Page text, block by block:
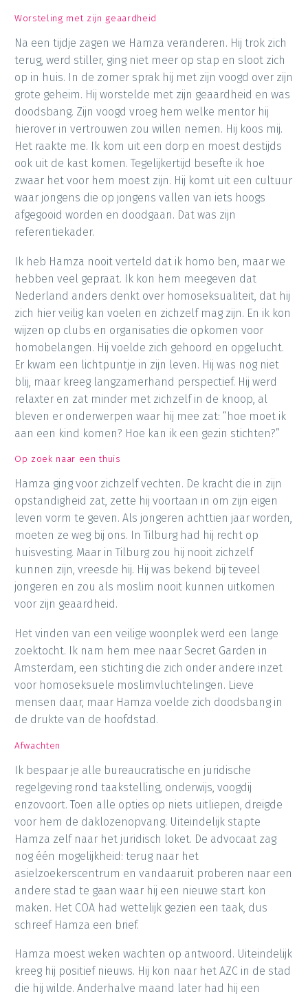
Worsteling met zijn geaardheid
Na een tijdje zagen we Hamza veranderen. Hij trok zich
terug, werd stiller, ging niet meer op stap en sloot zich
op in huis. In de zomer sprak hij met zijn voogd over zijn
grote geheim. Hij worstelde met zijn geaardheid en was
doodsbang. Zijn voogd vroeg hem welke mentor hij
hierover in vertrouwen zou willen nemen. Hij koos mij.
Het raakte me. Ik kom uit een dorp en moest destijds
ook uit de kast komen. Tegelijkertijd besefte ik hoe
zwaar het voor hem moest zijn. Hij komt uit een cultuur
waar jongens die op jongens vallen van iets hoogs
afgegooid worden en doodgaan. Dat was zijn
referentiekader.
Ik heb Hamza nooit verteld dat ik homo ben, maar we
hebben veel gepraat. Ik kon hem meegeven dat
Nederland anders denkt over homoseksualiteit, dat hij
zich hier veilig kan voelen en zichzelf mag zijn. En ik kon
wijzen op clubs en organisaties die opkomen voor
homobelangen. Hij voelde zich gehoord en opgelucht.
Er kwam een lichtpuntje in zijn leven. Hij was nog niet
blij, maar kreeg langzamerhand perspectief. Hij werd
relaxter en zat minder met zichzelf in de knoop, al
bleven er onderwerpen waar hij mee zat: “hoe moet ik
aan een kind komen? Hoe kan ik een gezin stichten?”
Op zoek naar een thuis
Hamza ging voor zichzelf vechten. De kracht die in zijn
opstandigheid zat, zette hij voortaan in om zijn eigen
leven vorm te geven. Als jongeren achttien jaar worden,
moeten ze weg bij ons. In Tilburg had hij recht op
huisvesting. Maar in Tilburg zou hij nooit zichzelf
kunnen zijn, vreesde hij. Hij was bekend bij teveel
jongeren en zou als moslim nooit kunnen uitkomen
voor zijn geaardheid.
Het vinden van een veilige woonplek werd een lange
zoektocht. Ik nam hem mee naar Secret Garden in
Amsterdam, een stichting die zich onder andere inzet
voor homoseksuele moslimvluchtelingen. Lieve
mensen daar, maar Hamza voelde zich doodsbang in
de drukte van de hoofdstad.
Afwachten
Ik bespaar je alle bureaucratische en juridische
regelgeving rond taakstelling, onderwijs, voogdij
enzovoort. Toen alle opties op niets uitliepen, dreigde
voor hem de daklozenopvang. Uiteindelijk stapte
Hamza zelf naar het juridisch loket. De advocaat zag
nog één mogelijkheid: terug naar het
asielzoekerscentrum en vandaaruit proberen naar een
andere stad te gaan waar hij een nieuwe start kon
maken. Het COA had wettelijk gezien een taak, dus
schreef Hamza een brief.
Hamza moest weken wachten op antwoord. Uiteindelijk
kreeg hij positief nieuws. Hij kon naar het AZC in de stad
die hij wilde. Anderhalve maand later had hij een